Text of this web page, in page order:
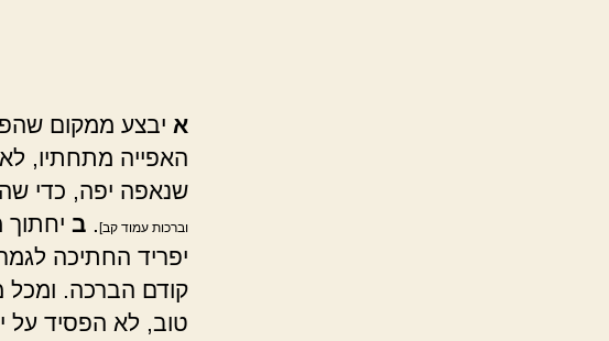
א יבצע ממקום
האפייה מתחתיו,
שנאפה יפה, כדי
וברכות עמוד קב] ב
יפריד החתיכה
קודם הברכה.
טוב, לא הפסיד על